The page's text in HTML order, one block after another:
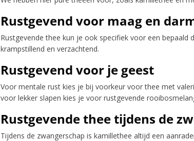
Rustgevend voor maag en
Rustgevende thee kun je ook specifiek voor een
krampstillend en verzachtend.
Rustgevend voor je geest
Voor mentale rust kies je bij voorkeur voor thee met
voor lekker slapen kies je voor rustgevende
Rustgevende thee tijdens de
Tijdens de zwangerschap is kamillethee altijd een